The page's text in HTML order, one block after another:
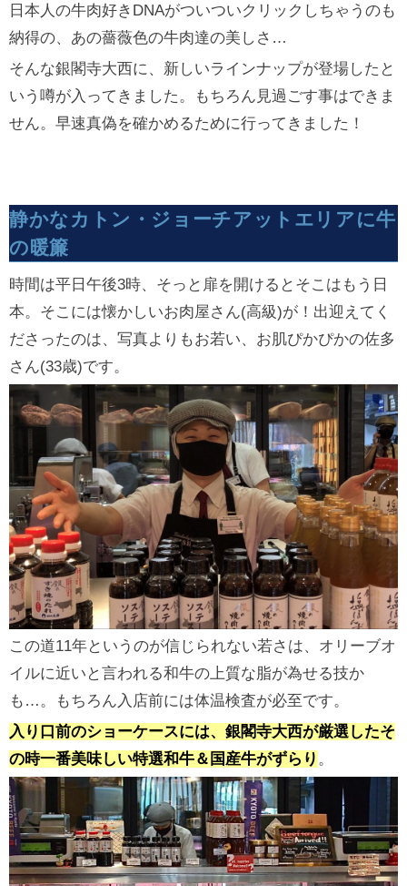
日本人の牛肉好きDNAがついついクリックしちゃうのも
納得の、あの薔薇色の牛肉達の美しさ…
そんな銀閣寺大西に、新しいラインナップが登場したと
いう噂が入ってきました。もちろん見過ごす事はできま
せん。早速真偽を確かめるために行ってきました！
静かなカトン・ジョーチアットエリアに牛
の暖簾
時間は平日午後3時、そっと扉を開けるとそこはもう日
本。そこには懐かしいお肉屋さん(高級)が！出迎えてく
ださったのは、写真よりもお若い、お肌ぴかぴかの佐多
さん(33歳)です。
この道11年というのが信じられない若さは、オリーブオ
イルに近いと言われる和牛の上質な脂が為せる技か
も…。もちろん入店前には体温検査が必至です。
入り口前のショーケースには、銀閣寺大西が厳選したそ
の時一番美味しい特選和牛＆国産牛がずらり 。